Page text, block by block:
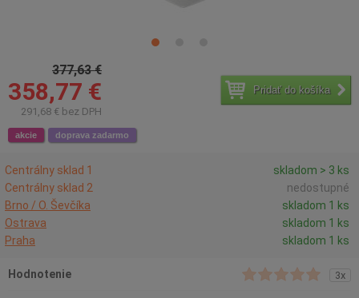
377,63 €
358,77 €
291,68 € bez DPH
Pridať do košíka
akcie doprava zadarmo
Centrálny sklad 1
skladom > 3 ks
Centrálny sklad 2
nedostupné
Brno / O. Ševčíka
skladom 1 ks
Ostrava
skladom 1 ks
Praha
skladom 1 ks
Hodnotenie 3x